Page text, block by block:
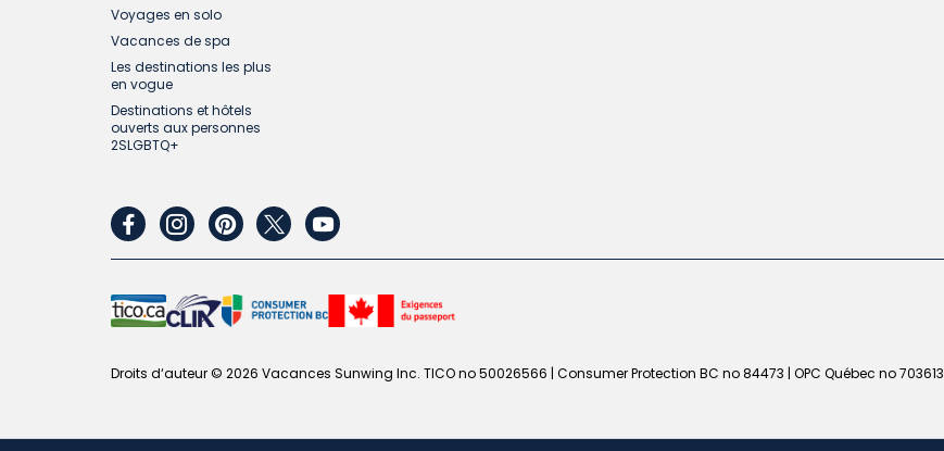
Voyages en solo
Vacances de spa
Les destinations les plus
en vogue
Destinations et hôtels
ouverts aux personnes
2SLGBTQ+
facebookinstagram
pinterest
twitteryoutube
Droits d‘auteur © 2026 Vacances Sunwing Inc. TICO no 50026566 | Consumer Protection BC no 84473 | OPC Québec no 703613